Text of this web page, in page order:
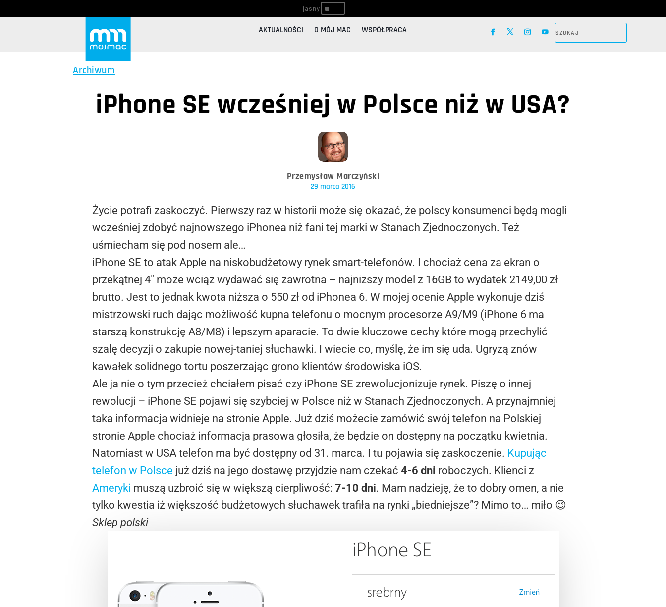
^
AKTUALNOŚCI O MÓJ MAC WSPÓŁPRACA
Archiwum
iPhone SE wcześniej w Polsce niż w USA?
Przemysław Marczyński
29 marca 2016
Życie potrafi zaskoczyć. Pierwszy raz w historii może się okazać, że polscy konsumenci będą mogli
wcześniej zdobyć najnowszego iPhonea niż fani tej marki w Stanach Zjednoczonych. Też
uśmiecham się pod nosem ale…
iPhone SE to atak Apple na niskobudżetowy rynek smart-telefonów. I chociaż cena za ekran o
przekątnej 4″ może wciąż wydawać się zawrotna – najniższy model z 16GB to wydatek 2149,00 zł
brutto. Jest to jednak kwota niższa o 550 zł od iPhonea 6. W mojej ocenie Apple wykonuje dziś
mistrzowski ruch dając możliwość kupna telefonu o mocnym procesorze A9/M9 (iPhone 6 ma
starszą konstrukcję A8/M8) i lepszym aparacie. To dwie kluczowe cechy które mogą przechylić
szalę decyzji o zakupie nowej-taniej słuchawki. I wiecie co, myślę, że im się uda. Ugryzą znów
kawałek solidnego tortu poszerzając grono klientów środowiska iOS.
Ale ja nie o tym przecież chciałem pisać czy iPhone SE zrewolucjonizuje rynek. Piszę o innej
rewolucji – iPhone SE pojawi się szybciej w Polsce niż w Stanach Zjednoczonych. A przynajmniej
taka informacja widnieje na stronie Apple. Już dziś możecie zamówić swój telefon na Polskiej
stronie Apple chociaż informacja prasowa głosiła, że będzie on dostępny na początku kwietnia.
Natomiast w USA telefon ma być dostępny od 31. marca. I tu pojawia się zaskoczenie. Kupując
telefon w Polsce już dziś na jego dostawę przyjdzie nam czekać 4-6 dni roboczych. Klienci z
Ameryki muszą uzbroić się w większą cierpliwość: 7-10 dni. Mam nadzieję, że to dobry omen, a nie
tylko kwestia iż większość budżetowych słuchawek trafiła na rynki „biedniejsze”? Mimo to… miło 😉
Sklep polski